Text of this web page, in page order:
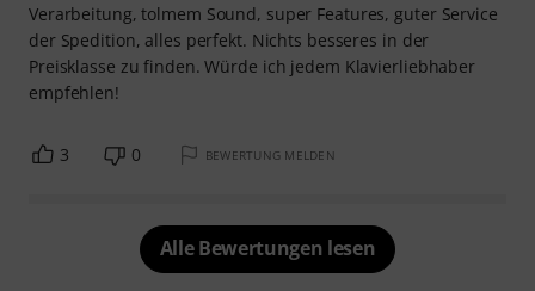
Verarbeitung, tolmem Sound, super Features, guter Service
der Spedition, alles perfekt. Nichts besseres in der
Preisklasse zu finden. Würde ich jedem Klavierliebhaber
empfehlen!
3 0 BEWERTUNG MELDEN
Alle Bewertungen lesen